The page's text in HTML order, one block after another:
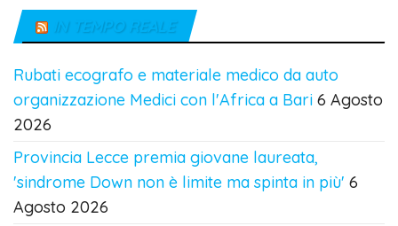
IN TEMPO REALE
Rubati ecografo e materiale medico da auto
organizzazione Medici con l'Africa a Bari 6 Agosto
2026
Provincia Lecce premia giovane laureata,
'sindrome Down non è limite ma spinta in più' 6
Agosto 2026